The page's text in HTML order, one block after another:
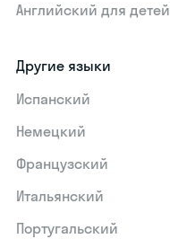
Английский для детей
Другие языки
Испанский
Немецкий
Французский
Итальянский
Португальский